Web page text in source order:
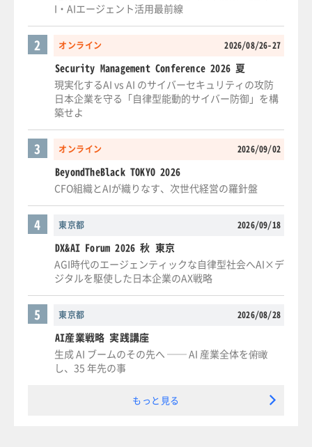
I・AIエージェント活用最前線
オンライン 2026/08/26-27
2
Security Management Conference 2026 夏
現実化するAI vs AI のサイバーセキュリティの攻防
日本企業を守る「自律型能動的サイバー防御」を構
築せよ
オンライン 2026/09/02
3
BeyondTheBlack TOKYO 2026
CFO組織とAIが織りなす、次世代経営の羅針盤
東京都 2026/09/18
4
DX&AI Forum 2026 秋 東京
AGI時代のエージェンティックな自律型社会へAI×デ
ジタルを駆使した日本企業のAX戦略
東京都 2026/08/28
5
AI産業戦略 実践講座
生成 AI ブームのその先へ ── AI 産業全体を俯瞰
し、35 年先の事
もっと見る